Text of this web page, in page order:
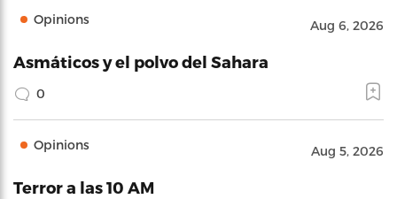
Opinions Aug 6, 2026
Asmáticos y el polvo del Sahara
0
Opinions Aug 5, 2026
Terror a las 10 AM